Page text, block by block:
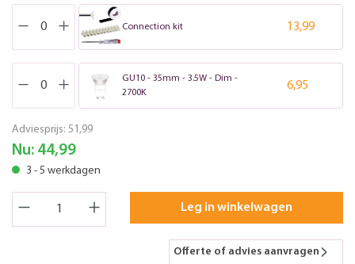
Connection kit 13,99
GU10 - 35mm - 3.5W - Dim -
2700K
6,95
Adviesprijs: 51,99
Nu: 44,99
3 - 5 werkdagen
Leg in winkelwagen
Offerte of advies aanvragen